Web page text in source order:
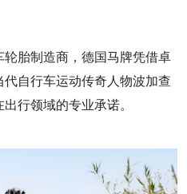
胎制造商，德国马牌凭借卓
自行车运动传奇人物波加查
行领域的专业承诺。